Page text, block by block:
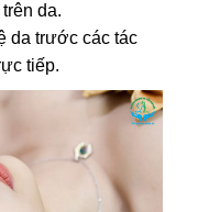
da.
da trước các tác
tiếp.